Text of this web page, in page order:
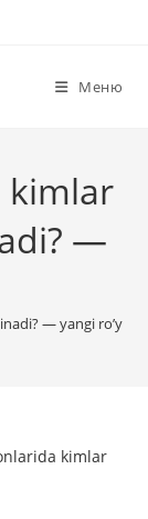
Меню
kimlar
—
— yangi ro’yhat